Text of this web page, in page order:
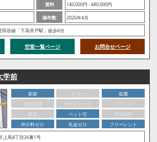
賃料
140,000円 - 480,000円
築年数
2026年4月
田谷線「下高井戸駅」徒歩6分
空室一覧ページ お問合せページ
学前
新築 タワー
低層
分譲賃貸
デザイナーズ
ブランド
駅近
ペット可
SOHO可
仲介料ゼロ
礼金ゼロ
フリーレント
上馬4丁目26番1号